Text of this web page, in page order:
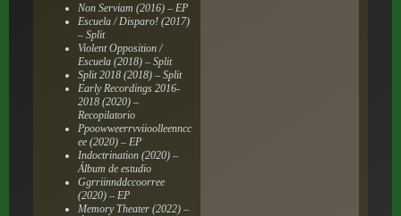
Non Serviam (2016) – EP
Escuela / Disparo! (2017)
– Split
Violent Opposition /
Escuela (2018) – Split
Split 2018 (2018) – Split
Early Recordings 2016-
2018 (2020) –
Recopilatorio
Ppoowweerrvviioolleenncc
ee (2020) – EP
Indoctrination (2020) –
Álbum de estudio
Ggrriinnddccoorree
(2020) – EP
Memory Theater (2022) –